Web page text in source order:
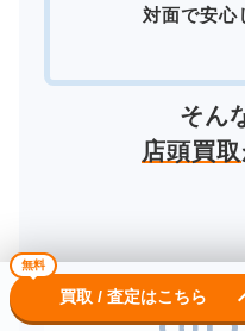
対面で安心
そん
店頭買取
無料
買取 / 査定はこちら